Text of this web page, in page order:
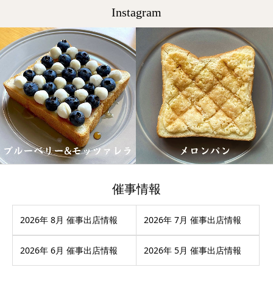
Instagram
催事情報
2026年 8月 催事出店情報 2026年 7月 催事出店情報
2026年 6月 催事出店情報 2026年 5月 催事出店情報